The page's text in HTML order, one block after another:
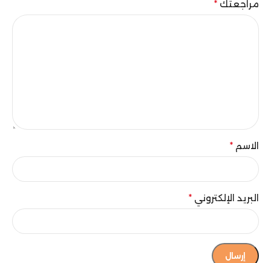
مراجعتك *
الاسم *
البريد الإلكتروني *